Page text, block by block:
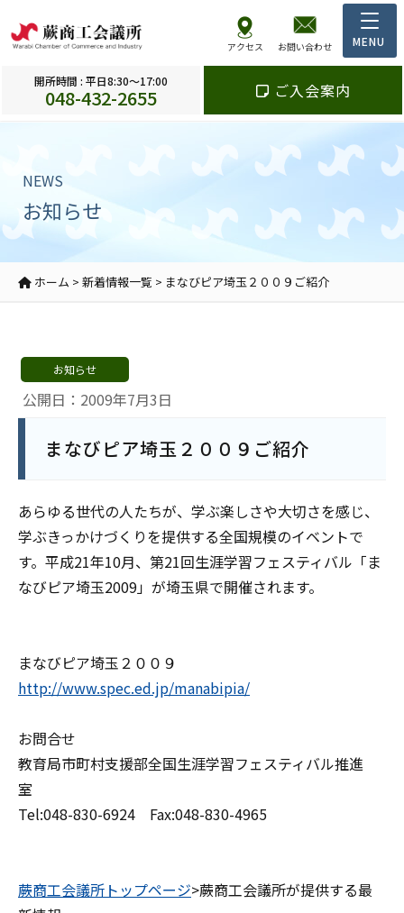
アクセス お問い合わせ
開所時間 : 平日8:30～17:00
048-432-2655 ご入会案内
NEWS
お知らせ
ホーム > 新着情報一覧 > まなびピア埼玉２００９ご紹介
公開日：2009年7月3日
お知らせ
まなびピア埼玉２００９ご紹介
あらゆる世代の人たちが、学ぶ楽しさや大切さを感じ、
学ぶきっかけづくりを提供する全国規模のイベントで
す。平成21年10月、第21回生涯学習フェスティバル「ま
なびピア埼玉2009」が埼玉県で開催されます。
まなびピア埼玉２００９
http://www.spec.ed.jp/manabipia/
お問合せ
教育局市町村支援部全国生涯学習フェスティバル推進
室
Tel:048-830-6924 Fax:048-830-4965
蕨商工会議所トップページ>蕨商工会議所が提供する最